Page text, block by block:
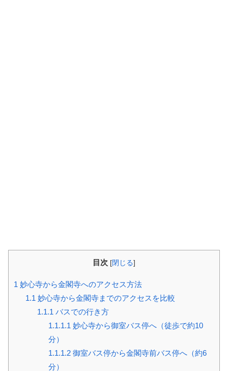
目次 [閉じる]
1 妙心寺から金閣寺へのアクセス方法
1.1 妙心寺から金閣寺までのアクセスを比較
1.1.1 バスでの行き方
1.1.1.1 妙心寺から御室バス停へ（徒歩で約10
分）
1.1.1.2 御室バス停から金閣寺前バス停へ（約6
分）